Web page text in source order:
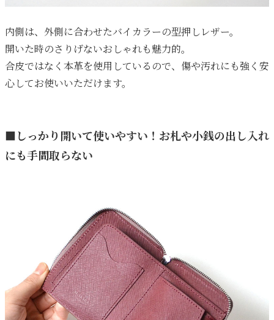
内側は、外側に合わせたバイカラーの型押しレザー。
開いた時のさりげないおしゃれも魅力的。
合皮ではなく本革を使用しているので、傷や汚れにも強く安
心してお使いいただけます。
■しっかり開いて使いやすい！お札や小銭の出し入れ
にも手間取らない